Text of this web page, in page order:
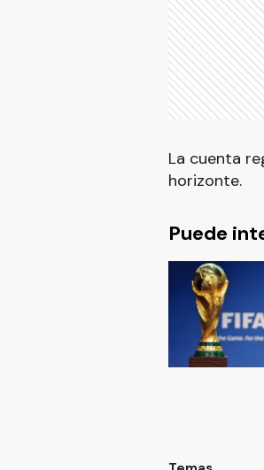
La cuenta
horizonte.
Puede